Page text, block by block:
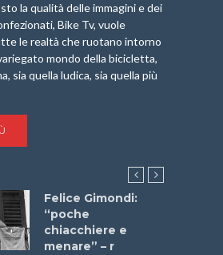
la qualità delle immagini e dei
Bike Tv, vuole
le realtà che ruotano intorno
mondo della bicicletta,
sia quella ludica, sia quella più
Felice Gimondi:
“poche
chiacchiere e
menare” – r